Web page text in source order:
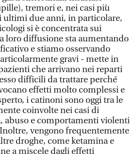
tremori e, nei casi più
ultimi due anni, in particolare,
si è concentrata sui
loro diffusione sta aumentando
e stiamo osservando
gravi - mette in
che arrivano nei reparti
difficili da trattare perché
effetti molto complessi e
i catinoni sono oggi tra le
coinvolte nei casi di
abuso e comportamenti violenti
vengono frequentemente
droghe, come ketamina e
a miscele dagli effetti